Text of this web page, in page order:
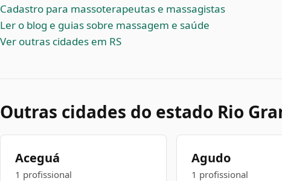
Cadastro para massoterapeutas e massagistas
Ler o blog e guias sobre massagem e saúde
Ver outras cidades em RS
Outras cidades do estado Rio
Aceguá
1 profissional
Agudo
1 profissional